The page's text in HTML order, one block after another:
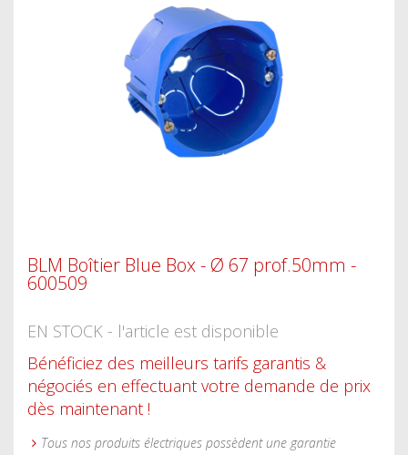
BLM Boîtier Blue Box - Ø 67 prof.50mm -
600509
EN STOCK - l'article est disponible
Bénéficiez des meilleurs tarifs garantis &
négociés en effectuant votre demande de prix
dès maintenant !
Tous nos produits électriques possèdent une garantie